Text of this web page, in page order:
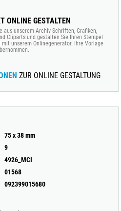
ONLINE GESTALTEN
aus unserem Archiv Schriften, Grafiken,
Cliparts und gestalten Sie Ihren Stempel
mit unserem Onlinegenerator. Ihre Vorlage
ZUR ONLINE GESTALTUNG
75 x 38 mm
9
4926_MCI
01568
092399015680